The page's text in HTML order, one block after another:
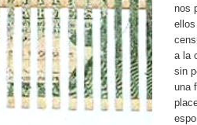
nos
a la
sin
una